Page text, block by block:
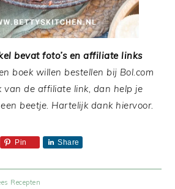
bevat foto’s en affiliate links
boek willen bestellen bij Bol.com
van de affiliate link, dan help je
beetje. Hartelijk dank hiervoor.
Pin Share
Recepten